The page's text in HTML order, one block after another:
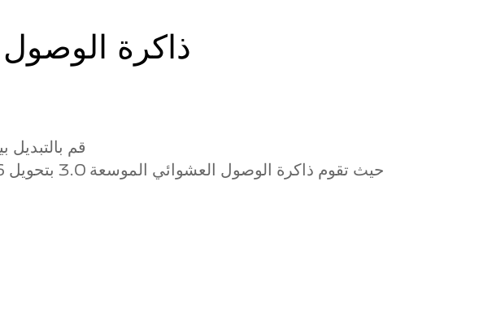
ذاكرة الوصول
قم بالتبديل
حيث تقوم ذاكرة الوصول العشوائي الموسعة 3.0 بتحويل 4/6 جيجابايت من المساحة الغير مستخدمة إلى ذاكرة وصول عشوائي إضافية